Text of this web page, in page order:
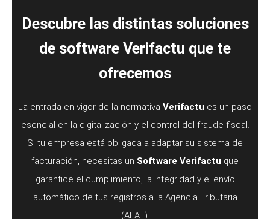
Descubre las distintas soluciones
de software Verifactu que te
ofrecemos
La entrada en vigor de la normativa Verifactu es un paso
esencial en la digitalización y el control del fraude fiscal.
Si tu empresa está obligada a adaptar su sistema de
facturación, necesitas un Software Verifactu que
garantice el cumplimiento, la integridad y el envío
automático de tus registros a la Agencia Tributaria
(AEAT).